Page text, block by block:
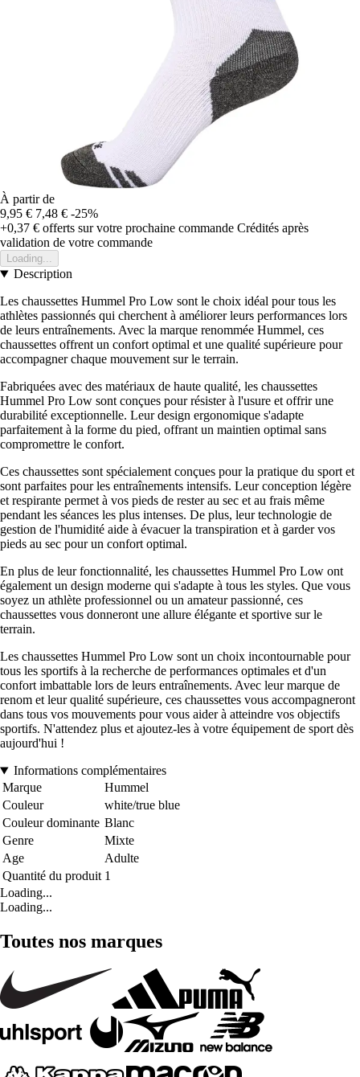
À partir de
9,95 € 7,48 € -25%
+0,37 € offerts sur votre prochaine commande Crédités après
validation de votre commande
Loading...
Description
Les chaussettes Hummel Pro Low sont le choix idéal pour tous les
athlètes passionnés qui cherchent à améliorer leurs performances lors
de leurs entraînements. Avec la marque renommée Hummel, ces
chaussettes offrent un confort optimal et une qualité supérieure pour
accompagner chaque mouvement sur le terrain.
Fabriquées avec des matériaux de haute qualité, les chaussettes
Hummel Pro Low sont conçues pour résister à l'usure et offrir une
durabilité exceptionnelle. Leur design ergonomique s'adapte
parfaitement à la forme du pied, offrant un maintien optimal sans
compromettre le confort.
Ces chaussettes sont spécialement conçues pour la pratique du sport et
sont parfaites pour les entraînements intensifs. Leur conception légère
et respirante permet à vos pieds de rester au sec et au frais même
pendant les séances les plus intenses. De plus, leur technologie de
gestion de l'humidité aide à évacuer la transpiration et à garder vos
pieds au sec pour un confort optimal.
En plus de leur fonctionnalité, les chaussettes Hummel Pro Low ont
également un design moderne qui s'adapte à tous les styles. Que vous
soyez un athlète professionnel ou un amateur passionné, ces
chaussettes vous donneront une allure élégante et sportive sur le
terrain.
Les chaussettes Hummel Pro Low sont un choix incontournable pour
tous les sportifs à la recherche de performances optimales et d'un
confort imbattable lors de leurs entraînements. Avec leur marque de
renom et leur qualité supérieure, ces chaussettes vous accompagneront
dans tous vos mouvements pour vous aider à atteindre vos objectifs
sportifs. N'attendez plus et ajoutez-les à votre équipement de sport dès
aujourd'hui !
Informations complémentaires
Marque
Hummel
Couleur
white/true blue
Couleur dominante Blanc
Genre
Mixte
Age
Adulte
Quantité du produit 1
Loading...
Loading...
Toutes nos marques